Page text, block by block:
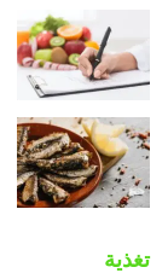
تغذية